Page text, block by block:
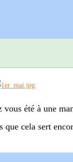
été à une
cela sert